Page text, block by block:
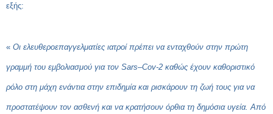
εξής:
« Οι ελευθεροεπαγγελματίες ιατροί πρέπει να ενταχθούν στην πρώτη
γραμμή του εμβολιασμού για τον Sars–Cov-2 καθώς έχουν καθοριστικό
ρόλο στη μάχη ενάντια στην επιδημία και ρισκάρουν τη ζωή τους για να
προστατέψουν τον ασθενή και να κρατήσουν όρθια τη δημόσια υγεία. Από